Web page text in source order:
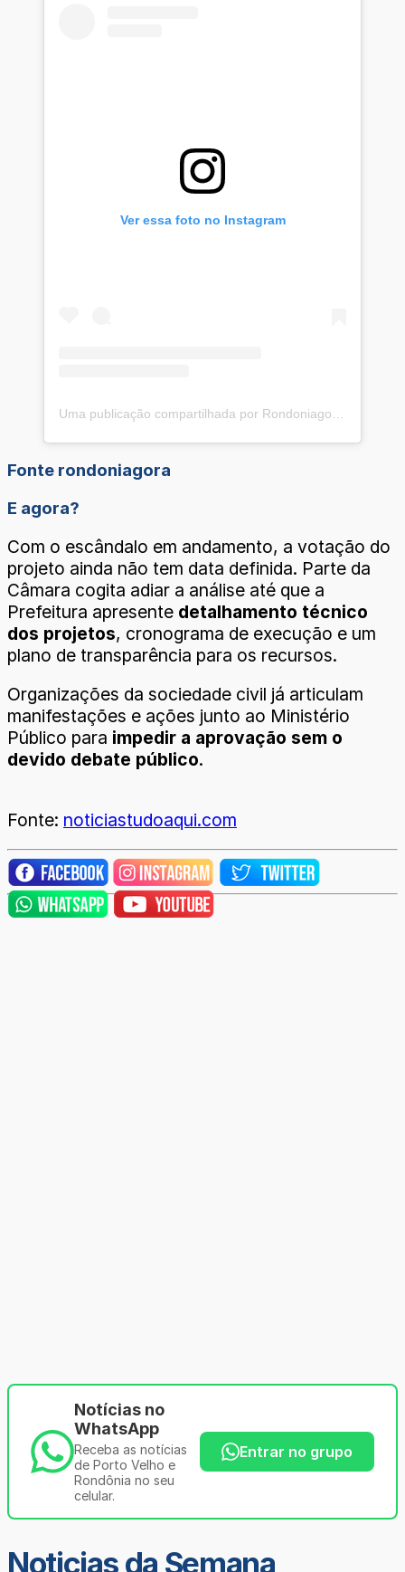
Ver essa foto no Instagram
Uma publicação compartilhada por Rondoniagora (@rondoniagora)
Fonte rondoniagora
E agora?
Com o escândalo em andamento, a votação do
projeto ainda não tem data definida. Parte da
Câmara cogita adiar a análise até que a
Prefeitura apresente detalhamento técnico
dos projetos, cronograma de execução e um
plano de transparência para os recursos.
Organizações da sociedade civil já articulam
manifestações e ações junto ao Ministério
Público para impedir a aprovação sem o
devido debate público.
Fonte: noticiastudoaqui.com
Notícias no
WhatsApp
Receba as notícias
de Porto Velho e
Rondônia no seu
celular.
Entrar no grupo
Noticias da Semana